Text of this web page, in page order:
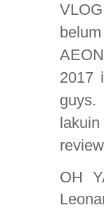
2017
OH